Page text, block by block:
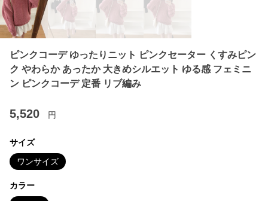
ピンクコーデ ゆったりニット ピンクセーター くすみピン
ク やわらか あったか 大きめシルエット ゆる感 フェミニ
ン ピンクコーデ 定番 リブ編み
5,520 円
サイズ
ワンサイズ
カラー